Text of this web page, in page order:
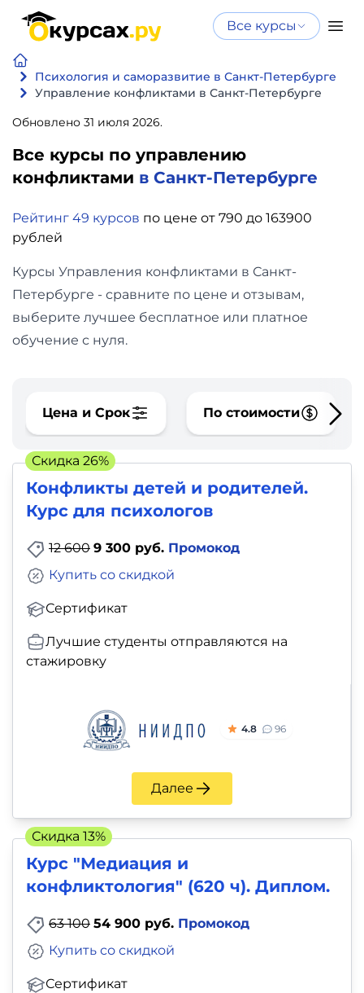
Все курсы
Психология и саморазвитие в Санкт-Петербурге
Управление конфликтами в Санкт-Петербурге
Обновлено 31 июля 2026.
Все курсы по управлению
конфликтами в Санкт-Петербурге
Рейтинг 49 курсов по цене от 790 до 163900
рублей
Курсы Управления конфликтами в Санкт-
Петербурге - сравните по цене и отзывам,
выберите лучшее бесплатное или платное
обучение с нуля.
Цена и Срок По стоимости
Конфликты детей и родителей.
Курс для психологов
12 600 9 300 руб. Промокод
Сертификат
Купить со скидкой
Лучшие студенты отправляются на
стажировку
4.8 96
Далее
Скидка 26%
Курс "Медиация и
конфликтология" (620 ч). Диплом.
63 100 54 900 руб. Промокод
Сертификат
Купить со скидкой
Скидка 13%
и ИИ
Программирование
Бизнес
и
финансы
Аналитика
Видео,
Маркетинг
Иностранный
язык
Для
детей
Красота,
здоровье,
фитнес
Психология
Репетиторы
Тесты
на
профориентацию
Нейросеть и ИИ
Курсы по
искусственному
Курсы по нейросетям
Бесплатно